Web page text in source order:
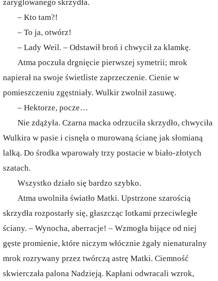
zaryglowanego skrzydła.
– Kto tam?!
– To ja, otwórz!
– Lady Weil. – Odstawił broń i chwycił za klamkę.
Atma poczuła drgnięcie pierwszej symetrii; mrok
napierał na swoje świetliste zaprzeczenie. Cienie w
pomieszczeniu zgęstniały. Wulkir zwolnił zasuwę.
– Hektorze, pocze…
Nie zdążyła. Czarna macka odrzuciła skrzydło, chwyciła
Wulkira w pasie i cisnęła o murowaną ścianę jak słomianą
lalką. Do środka wparowały trzy postacie w biało-złotych
szatach.
Wszystko działo się bardzo szybko.
Atma uwolniła światło Matki. Upstrzone szarością
skrzydła rozpostarły się, głaszcząc lotkami przeciwległe
ściany. – Wynocha, aberracje! – Wzmogła bijące od niej
gęste promienie, które niczym włócznie żgały nienaturalny
mrok rozrywany przez twórczą astrę Matki. Ciemność
skwierczała palona Nadzieją. Kapłani odwracali wzrok,